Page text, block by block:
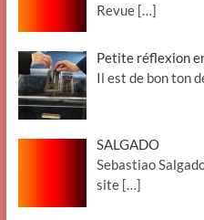
Revue […]
Petite réflexion
Il est de bon ton
SALGADO
Sebastiao
site […]